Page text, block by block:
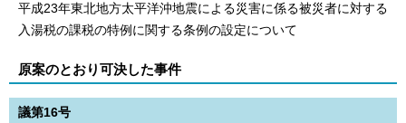
平成23年東北地方太平洋沖地震による災害に係る被災者に対する
入湯税の課税の特例に関する条例の設定について
原案のとおり可決した事件
議第16号